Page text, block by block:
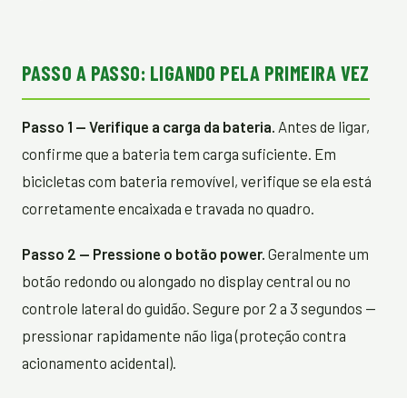
PASSO A PASSO: LIGANDO PELA PRIMEIRA VEZ
Passo 1 — Verifique a carga da bateria. Antes de ligar,
confirme que a bateria tem carga suficiente. Em
bicicletas com bateria removível, verifique se ela está
corretamente encaixada e travada no quadro.
Passo 2 — Pressione o botão power. Geralmente um
botão redondo ou alongado no display central ou no
controle lateral do guidão. Segure por 2 a 3 segundos —
pressionar rapidamente não liga (proteção contra
acionamento acidental).